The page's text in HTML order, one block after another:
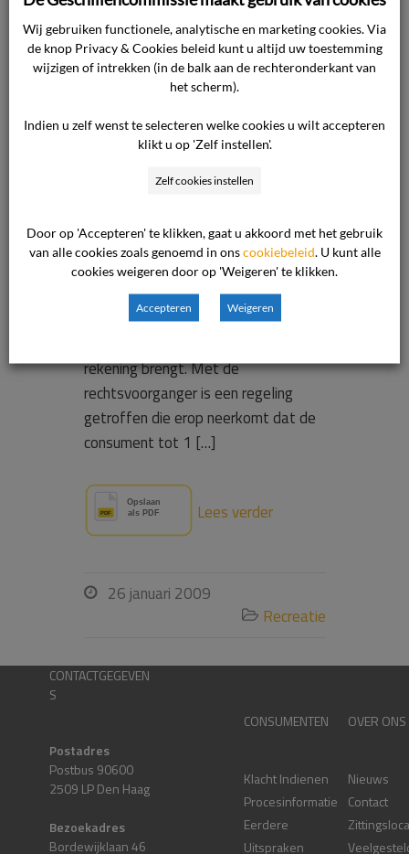
verhuurde
zaak
overneemt.
standplaats. Standpunt van de
consument Het standpunt van de
consument luidt in hoofdzaak als
volgt. De consument stelt dat de
rekening brengt. Met de
rechtsvoorganger is een regeling
getroffen die erop neerkomt dat de
consument tot 1 […]
Lees verder
 26 januari 2009
 Recreatie
CONTACTGEGEVEN
S
Postadres
Postbus 90600
2509 LP Den Haag
Bezoekadres
Bordewijklaan 46
CONSUMENTEN
Klacht Indienen
Procesinformatie
Eerdere
Uitspraken
OVER ONS
Nieuws
Contact
Wij gebruiken functionele, analytische en marketing cookies. Via
de knop Privacy & Cookies beleid kunt u altijd uw toestemming
wijzigen of intrekken (in de balk aan de rechteronderkant van
het scherm).
Indien u zelf wenst te selecteren welke cookies u wilt accepteren
klikt u op 'Zelf instellen'.
Zelf cookies instellen
Door op 'Accepteren' te klikken, gaat u akkoord met het gebruik
van alle cookies zoals genoemd in onscookiebeleid . U kunt alle
cookies weigeren door op 'Weigeren' te klikken.
Accepteren Weigeren